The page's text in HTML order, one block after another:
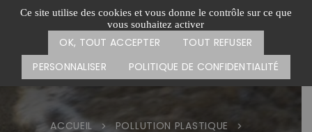
Ce site utilise des cookies et vous donne le contrôle sur ce que
vous souhaitez activer
OK, TOUT ACCEPTER
TOUT REFUSER
PERSONNALISER
POLITIQUE DE CONFIDENTIALITÉ
Passer
Menu
CARTE DES ACTIONS FAIRE UN DON
ACCUEIL > POLLUTION PLASTIQUE
>